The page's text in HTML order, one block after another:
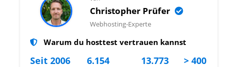
Christopher Prüfer
Webhosting-Experte
Warum du hosttest vertrauen kannst
Seit 2006 6.154 13.773 > 400